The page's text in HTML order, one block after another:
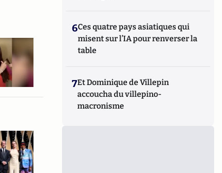
6Ces quatre pays asiatiques qui
misent sur l’IA pour renverser la
table
7Et Dominique de Villepin
accoucha du villepino-
macronisme